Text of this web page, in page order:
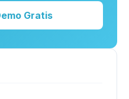
Gratis